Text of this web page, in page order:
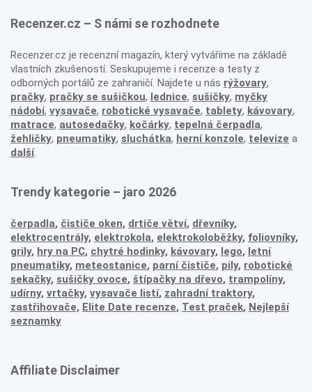
Recenzer.cz – S námi se rozhodnete
Recenzer.cz je recenzní magazín, který vytváříme na základě
vlastních zkušeností. Seskupujeme i recenze a testy z
odborných portálů ze zahraničí. Najdete u nás rýžovary,
pračky, pračky se sušičkou, lednice, sušičky, myčky
nádobí, vysavače, robotické vysavače, tablety, kávovary,
matrace, autosedačky, kočárky, tepelná čerpadla,
žehličky, pneumatiky, sluchátka, herní konzole, televize a
další.
Trendy kategorie – jaro 2026
čerpadla, čističe oken, drtiče větví, dřevníky,
elektrocentrály, elektrokola, elektrokoloběžky, foliovníky,
grily, hry na PC, chytré hodinky, kávovary, lego, letní
pneumatiky, meteostanice, parní čističe, pily, robotické
sekačky, sušičky ovoce, štípačky na dřevo, trampolíny,
udírny, vrtačky, vysavače listí, zahradní traktory,
zastřihovače, Elite Date recenze, Test praček, Nejlepší
seznamky
Affiliate Disclaimer